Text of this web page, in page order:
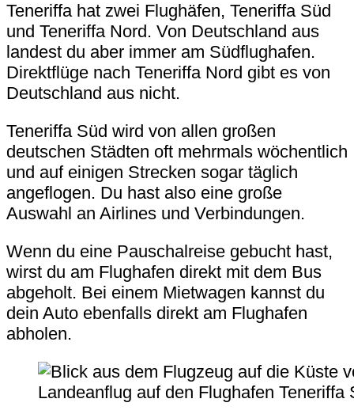
Teneriffa hat zwei Flughäfen, Teneriffa Süd
und Teneriffa Nord . Von Deutschland aus
landest du aber immer am Südflughafen.
Direktflüge nach Teneriffa Nord gibt es von
Deutschland aus nicht.
Teneriffa Süd wird von allen großen
deutschen Städten oft mehrmals wöchentlich
und auf einigen Strecken sogar täglich
angeflogen. Du hast also eine große
Auswahl an Airlines und Verbindungen.
Wenn du eine Pauschalreise gebucht hast,
wirst du am Flughafen direkt mit dem Bus
abgeholt. Bei einem Mietwagen kannst du
dein Auto ebenfalls direkt am Flughafen
abholen.
Landeanflug auf den Flughafen Teneriffa